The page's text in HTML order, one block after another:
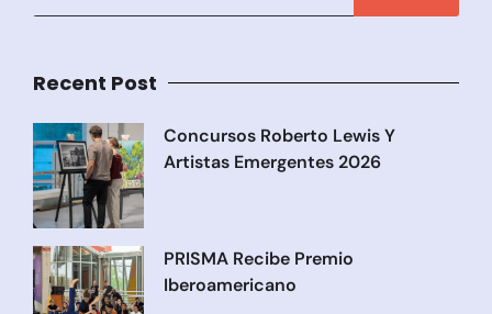
Recent Post
Concursos Roberto Lewis Y
Artistas Emergentes 2026
PRISMA Recibe Premio
Iberoamericano